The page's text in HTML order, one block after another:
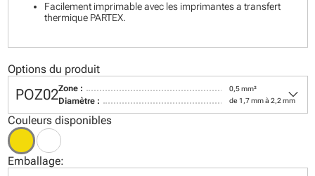
Facilement imprimable avec les imprimantes a transfert
thermique PARTEX.
Options du produit
POZ02Zone : 0,5 mm²
Diamètre : de 1,7 mm à 2,2 mm
keyboard_arrow_down
Couleurs disponibles
Emballage: